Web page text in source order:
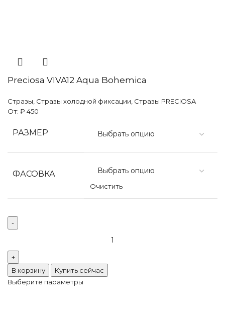
Preciosa VIVA12 Aqua Bohemica
Стразы Стразы холодной фиксации Стразы PRECIOSA
От: ₽ 450
РАЗМЕР
ФАСОВКА
Очистить
В корзину
Купить сейчас
Выберите параметры